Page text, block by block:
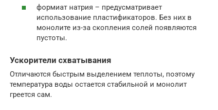
формиат натрия – предусматривает
использование пластификаторов. Без них в
монолите из-за скопления солей появляются
пустоты.
Ускорители схватывания
Отличаются быстрым выделением теплоты, поэтому
температура воды остается стабильной и монолит
греется сам.